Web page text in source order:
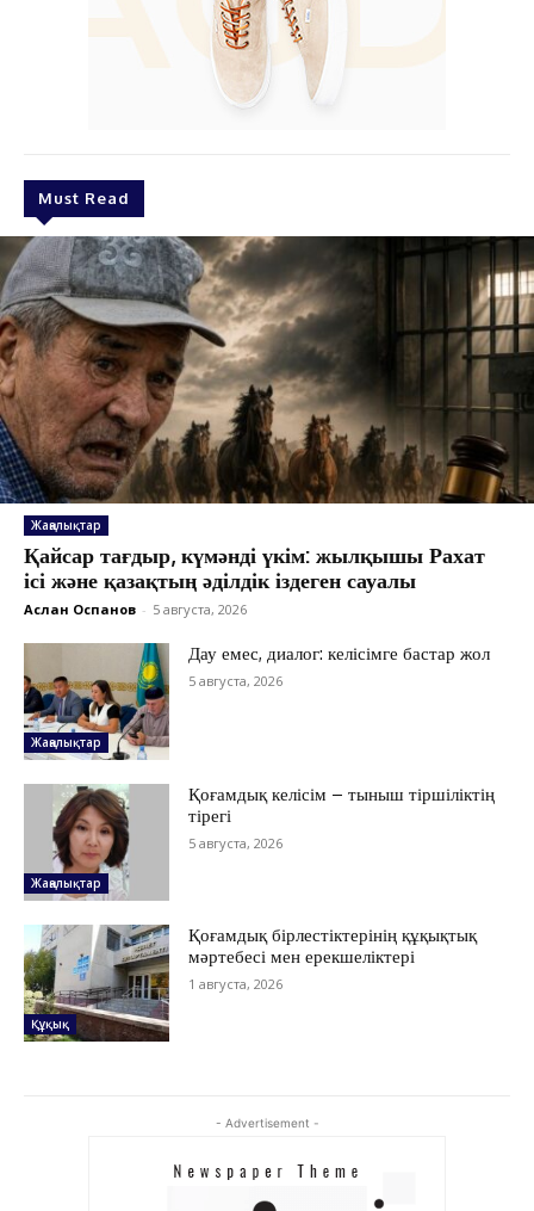
ЖАҢАЛЫҚТАР
ОҚИҒА
КӨЗҚАРАС
ЗЕРТТЕУ
СҰХБАТ
АРНАЙЫ ЖОБА
ӘЛЕУМЕТ
ҚҰҚЫҚ
ШЕЖІРЕ
ТЫЛСЫМ
ФОТО ДӘЙЕК
17.8 C Kokshetau
Жоба туралы Байланыс Жарнама
Must Read
Жаңалықтар
Қайсар тағдыр, күмәнді үкім: жылқышы Рахат
ісі және қазақтың әділдік іздеген сауалы
Аслан Оспанов - 5 августа, 2026
Жаңалықтар
Дау емес, диалог: келісімге бастар жол
5 августа, 2026
Жаңалықтар
Қоғамдық келісім – тыныш тіршіліктің
тірегі
5 августа, 2026
Құқық
Қоғамдық бірлестіктерінің құқықтық
мәртебесі мен ерекшеліктері
1 августа, 2026
- Advertisement -